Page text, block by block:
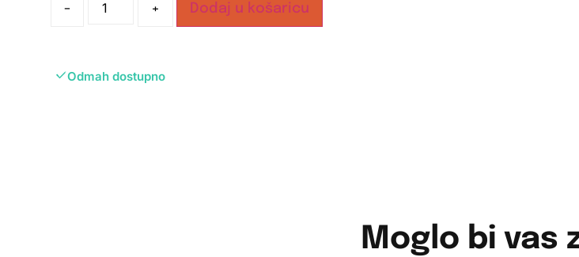
- + Dodaj u košaricu
Odmah dostupno
Moglo bi vas